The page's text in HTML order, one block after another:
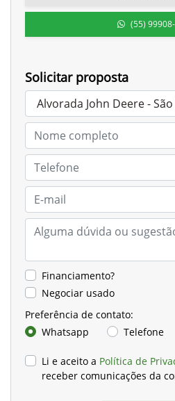
(55)
Solicitar proposta
Financiamento?
Negociar usado
Preferência de contato:
Whatsapp
Telefone
Li e aceito a Política de
receber comunicações da